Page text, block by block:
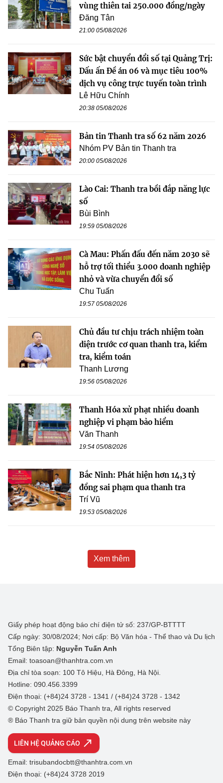
vùng thiên tai 250.000 đồng/ngày
Đăng Tân
21:00 05/08/2026
Sức bật chuyển đổi số tại Quảng Trị:
Dấu ấn Đề án 06 và mục tiêu 100%
dịch vụ công trực tuyến toàn trình
Lê Hữu Chính
20:38 05/08/2026
Bản tin Thanh tra số 62 năm 2026
Nhóm PV Bản tin Thanh tra
20:00 05/08/2026
Lào Cai: Thanh tra bồi đắp năng lực
số
Bùi Bình
19:59 05/08/2026
Cà Mau: Phấn đấu đến năm 2030 sẽ
hỗ trợ tối thiểu 3.000 doanh nghiệp
nhỏ và vừa chuyển đổi số
Chu Tuấn
19:57 05/08/2026
Chủ đầu tư chịu trách nhiệm toàn
diện trước cơ quan thanh tra, kiểm
tra, kiểm toán
Thanh Lương
19:56 05/08/2026
Thanh Hóa xử phạt nhiều doanh
nghiệp vi phạm bảo hiểm
Văn Thanh
19:54 05/08/2026
Bắc Ninh: Phát hiện hơn 14,3 tỷ
đồng sai phạm qua thanh tra
Trí Vũ
19:53 05/08/2026
Xem thêm
Giấy phép hoạt động báo chí điện tử số: 237/GP-BTTTT
Cấp ngày: 30/08/2024; Nơi cấp: Bộ Văn hóa - Thể thao và Du lịch
Tổng Biên tập: Nguyễn Tuấn Anh
Email: toasoan@thanhtra.com.vn
Địa chỉ tòa soạn: 100 Tô Hiệu, Hà Đông, Hà Nội.
Hotline: 090.456.3399
Điện thoại: (+84)24 3728 - 1341 / (+84)24 3728 - 1342
© Copyright 2025 Báo Thanh tra, All rights reserved
® Báo Thanh tra giữ bản quyền nội dung trên website này
LIÊN HỆ QUẢNG CÁO
Email: trisubandocbtt@thanhtra.com.vn
Điện thoại: (+84)24 3728 2019